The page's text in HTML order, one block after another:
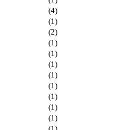
(4)
(1)
(2)
(1)
(1)
(1)
(1)
(1)
(1)
(1)
(1)